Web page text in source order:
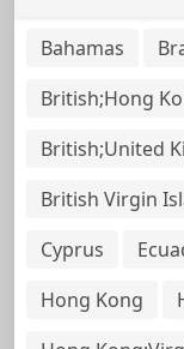
Bahamas
British;Hong
British;United
British Virgin
Cyprus
Hong Kong